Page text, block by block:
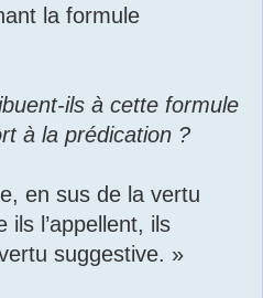
la formule
ils à cette formule
à la prédication ?
en sus de la vertu
ils l’appellent, ils
suggestive. »